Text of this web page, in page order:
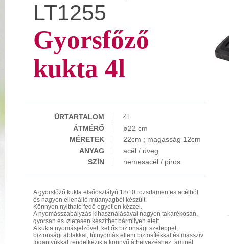
LT1255
Gyorsfőző
kukta 4l
ŰRTARTALOM
4l
ÁTMÉRŐ
ø22 cm
MÉRETEK
22cm ; magasság 12cm
ANYAG
acél / üveg
SZÍN
nemesacél / piros
A gyorsfőző kukta elsőosztályú 18/10 rozsdamentes acélból
és nagyon ellenálló műanyagból készült.
Könnyen nyitható fedő egyetlen kézzel.
A nyomásszabályzás kihasználásával nagyon takarékosan,
gyorsan és ízletesen készíthet bármilyen ételt.
A kukta nyomásjelzővel, kettős biztonsági szeleppel,
biztonsági ablakkal, túlnyomás elleni biztosítékkal és masszív
fogantyúkkal rendelkezik a könnyű áthelyezéshez, aminél